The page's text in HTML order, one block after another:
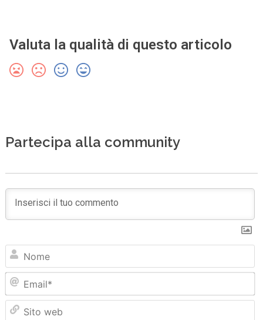
Valuta la qualità di questo articolo
Partecipa alla community